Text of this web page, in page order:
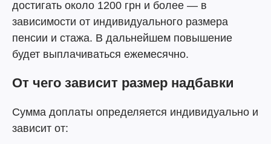
достигать около 1200 грн и более — в
зависимости от индивидуального размера
пенсии и стажа. В дальнейшем повышение
будет выплачиваться ежемесячно.
От чего зависит размер надбавки
Сумма доплаты определяется индивидуально и
зависит от: